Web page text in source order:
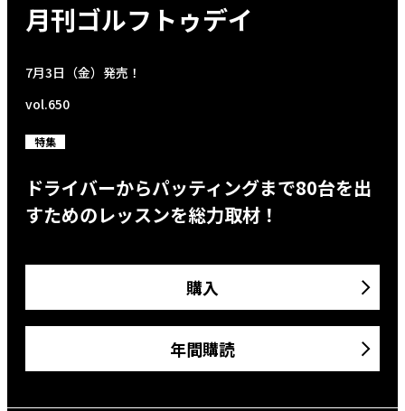
月刊ゴルフトゥデイ
7月3日（金）発売！
vol.650
特集
ドライバーからパッティングまで80台を出
すためのレッスンを総力取材！
購入
年間購読